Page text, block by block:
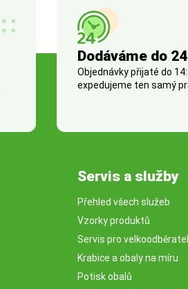
Dodáváme do
Objednávky přijaté do
expedujeme ten samý
Servis a služby
Přehled všech služeb
Vzorky produktů
Servis pro
Krabice a obaly na míru
Potisk obalů